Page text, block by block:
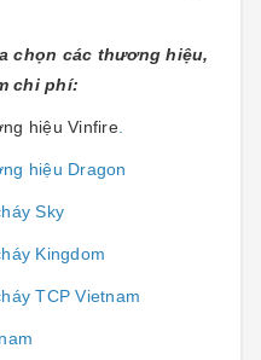
chọn các thương hiệu,
chi phí:
hiệu Vinfire.
hiệu Dragon
Sky
Kingdom
TCP Vietnam